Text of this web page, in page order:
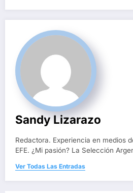
Sandy Lizarazo
Redactora. Experiencia en medios
EFE. ¿Mi pasión? La Selección
Ver Todas Las Entradas